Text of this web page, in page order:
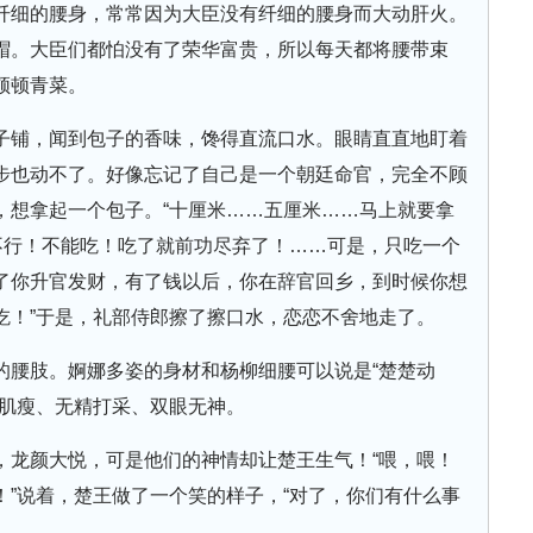
的腰身，常常因为大臣没有纤细的腰身而大动肝火。
大臣们都怕没有了荣华富贵，所以每天都将腰带束
青菜。
铺，闻到包子的香味，馋得直流口水。眼睛直直地盯着
动不了。好像忘记了自己是一个朝廷命官，完全不顾
想拿起一个包子。“十厘米……五厘米……马上就要拿
行！不能吃！吃了就前功尽弃了！……可是，只吃一个
升官发财，有了钱以后，你在辞官回乡，到时候你想
”于是，礼部侍郎擦了擦口水，恋恋不舍地走了。
肢。婀娜多姿的身材和杨柳细腰可以说是“楚楚动
瘦、无精打采、双眼无神。
颜大悦，可是他们的神情却让楚王生气！“喂，喂！
说着，楚王做了一个笑的样子，“对了，你们有什么事